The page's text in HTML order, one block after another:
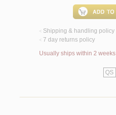
< Shipping & handling policy
< 7 day returns policy
Usually ships within 2 weeks
QS